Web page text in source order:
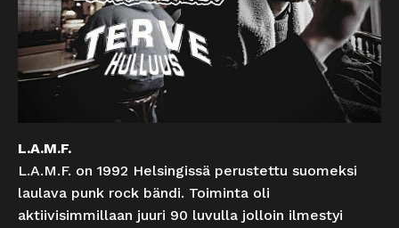
L.A.M.F.
L.A.M.F. on 1992 Helsingissä perustettu suomeksi
laulava punk rock bändi. Toiminta oli
aktiivisimmillaan juuri 90 luvulla jolloin ilmestyi